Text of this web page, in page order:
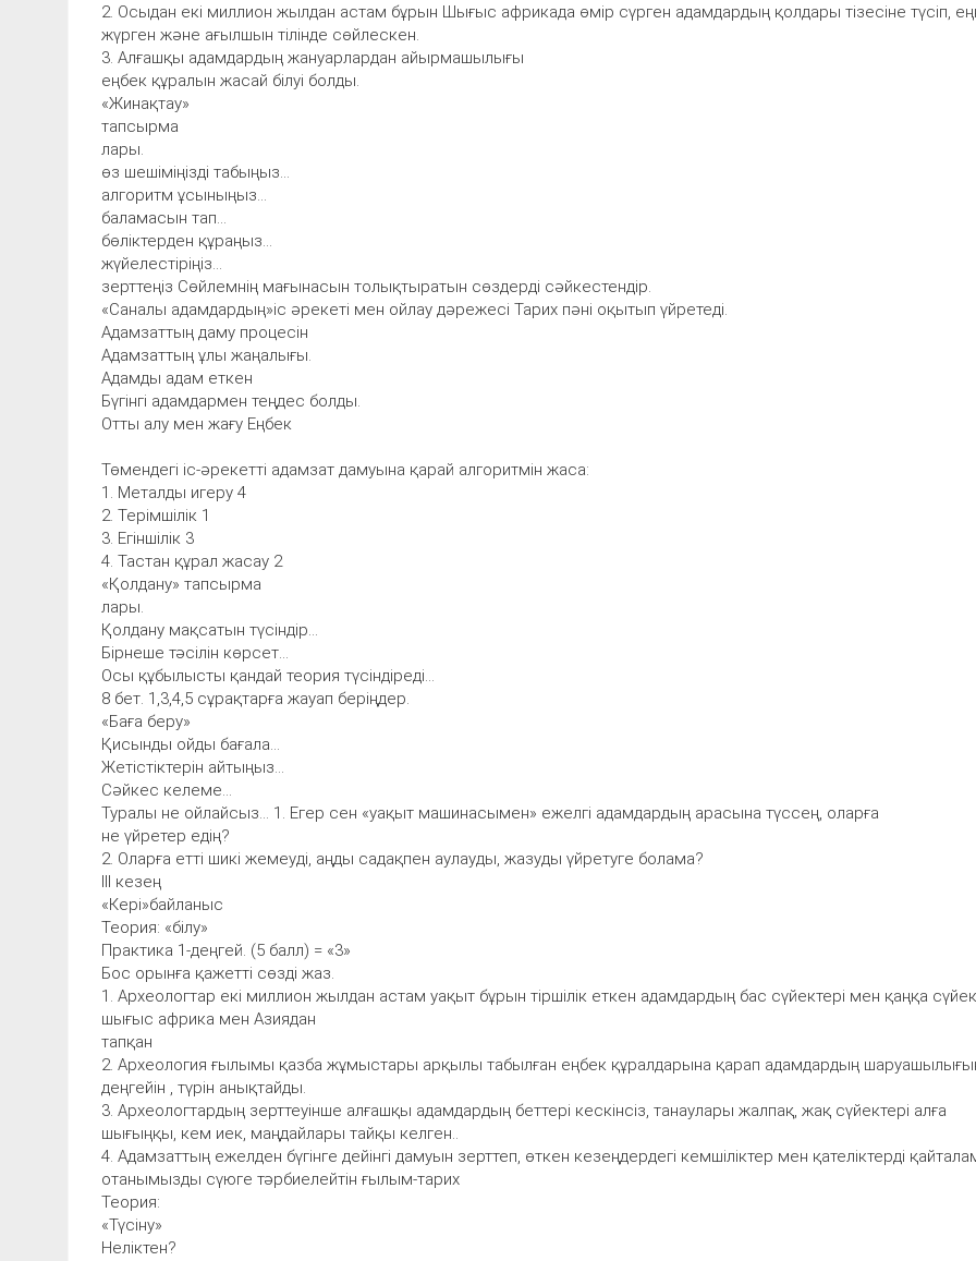
2. Осыдан екі миллион жылдан астам бұрын Шығыс африкада өмір сүрген адамдардың қолдары тізесіне түсіп,
жүрген және ағылшын тілінде сөйлескен.
3. Алғашқы адамдардың жануарлардан айырмашылығы
еңбек құралын жасай білуі болды.
«Жинақтау»
тапсырма
лары.
өз шешіміңізді табыңыз...
алгоритм ұсыныңыз...
баламасын тап...
бөліктерден құраңыз...
жүйелестіріңіз...
зерттеңіз Сөйлемнің мағынасын толықтыратын сөздерді сәйкестендір.
«Саналы адамдардың»іс әрекеті мен ойлау дәрежесі Тарих пәні оқытып үйретеді.
Адамзаттың даму процесін
Адамзаттың ұлы жаңалығы.
Адамды адам еткен
Бүгінгі адамдармен теңдес болды.
Отты алу мен жағу Еңбек
Төмендегі іс-әрекетті адамзат дамуына қарай алгоритмін жаса:
1. Металды игеру 4
2. Терімшілік 1
3. Егіншілік 3
4. Тастан құрал жасау 2
«Қолдану» тапсырма
лары.
Қолдану мақсатын түсіндір...
Бірнеше тәсілін көрсет...
Осы құбылысты қандай теория түсіндіреді...
8 бет. 1,3,4,5 сұрақтарға жауап беріңдер.
«Баға беру»
Қисынды ойды бағала...
Жетістіктерін айтыңыз...
Сәйкес келеме...
Туралы не ойлайсыз... 1. Егер сен «уақыт машинасымен» ежелгі адамдардың арасына түссең, оларға
не үйретер едің?
2. Оларға етті шикі жемеуді, аңды садақпен аулауды, жазуды үйретуге болама?
III кезең
«Кері»байланыс
Теория: «білу»
Практика 1-деңгей. (5 балл) = «3»
Бос орынға қажетті сөзді жаз.
1. Археологтар екі миллион жылдан астам уақыт бұрын тіршілік еткен адамдардың бас сүйектері мен қаңқа
шығыс африка мен Азиядан
тапқан
2. Археология ғылымы қазба жұмыстары арқылы табылған еңбек құралдарына қарап адамдардың
деңгейін , түрін анықтайды.
3. Археологтардың зерттеуінше алғашқы адамдардың беттері кескінсіз, танаулары жалпақ, жақ сүйектері алға
шығыңқы, кем иек, маңдайлары тайқы келген..
4. Адамзаттың ежелден бүгінге дейінгі дамуын зерттеп, өткен кезеңдердегі кемшіліктер мен қателіктерді
отанымызды сүюге тәрбиелейтін ғылым-тарих
Теория:
«Түсіну»
Неліктен?